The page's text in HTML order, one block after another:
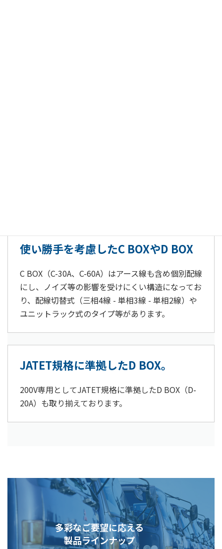
使い勝手を考慮したC BOXやD BOX
C BOX（C-30A、C-60A）はアース線も含め個別配線
にし、ノイズ等の影響を受けにくい構造になってお
り、配線切替式（三相4線 - 単相3線 - 単相2線）や
ユニットラック式のタイプ等があります。
JATET規格に準拠したD BOX。
200V専用としてJATET規格に準拠したD BOX（D-
20A）も取り揃えております。
多彩なご要望に応える
製品ラインナップ